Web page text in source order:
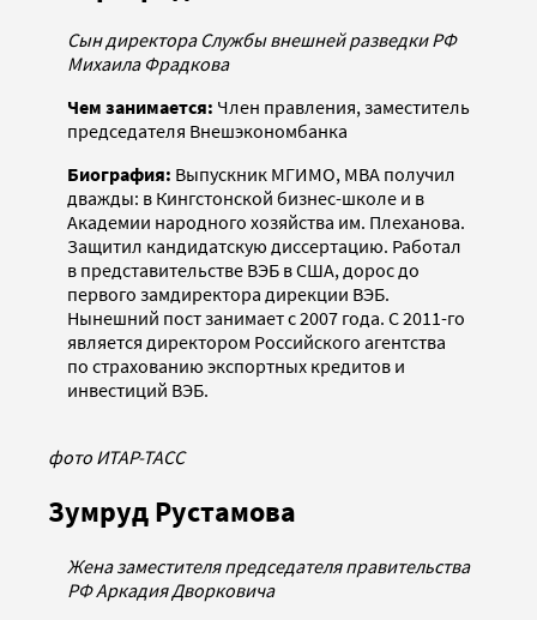
Сын директора Службы внешней разведки РФ
Михаила Фрадкова
Чем занимается: Член правления, заместитель
председателя Внешэкономбанка
Биография: Выпускник МГИМО, МВА получил
дважды: в Кингстонской бизнес-школе и в
Академии народного хозяйства им. Плеханова.
Защитил кандидатскую диссертацию. Работал
в представительстве ВЭБ в США, дорос до
первого замдиректора дирекции ВЭБ.
Нынешний пост занимает с 2007 года. С 2011-го
является директором Российского агентства
по страхованию экспортных кредитов и
инвестиций ВЭБ.
фото ИТАР-ТАСС
Зумруд Рустамова
Жена заместителя председателя правительства
РФ Аркадия Дворковича